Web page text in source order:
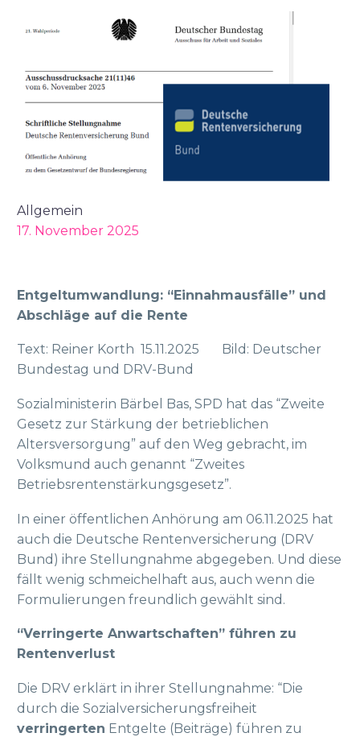
Allgemein
17. November 2025
Entgeltumwandlung: “Einnahmausfälle” und
Abschläge auf die Rente
Text: Reiner Korth 15.11.2025 Bild: Deutscher
Bundestag und DRV-Bund
Sozialministerin Bärbel Bas, SPD hat das “Zweite
Gesetz zur Stärkung der betrieblichen
Altersversorgung” auf den Weg gebracht, im
Volksmund auch genannt “Zweites
Betriebsrentenstärkungsgesetz”.
In einer öffentlichen Anhörung am 06.11.2025 hat
auch die Deutsche Rentenversicherung (DRV
Bund) ihre Stellungnahme abgegeben. Und diese
fällt wenig schmeichelhaft aus, auch wenn die
Formulierungen freundlich gewählt sind.
“Verringerte Anwartschaften” führen zu
Rentenverlust
Die DRV erklärt in ihrer Stellungnahme: “Die
durch die Sozialversicherungsfreiheit
verringerten Entgelte (Beiträge) führen zu